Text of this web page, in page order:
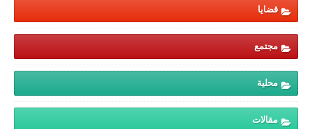
قضايا
مجتمع
محلية
مقالات